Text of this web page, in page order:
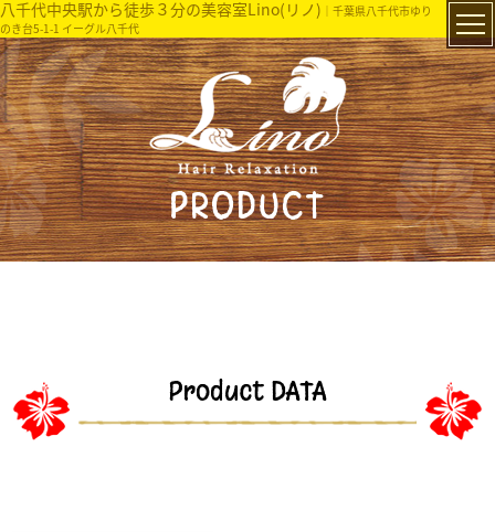
八千代中央駅から徒歩３分の美容室Lino(リノ) ｜千葉県八千代市ゆり
のき台5-1-1 イーグル八千代
PRODUCT
Product DATA